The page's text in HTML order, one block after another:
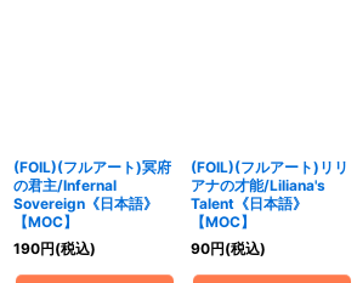
(FOIL)(フルアート)冥府
の君主/Infernal
Sovereign《日本語》
【MOC】
190円(税込)
(FOIL)(フルアート)リリ
アナの才能/Liliana's
Talent《日本語》
【MOC】
90円(税込)